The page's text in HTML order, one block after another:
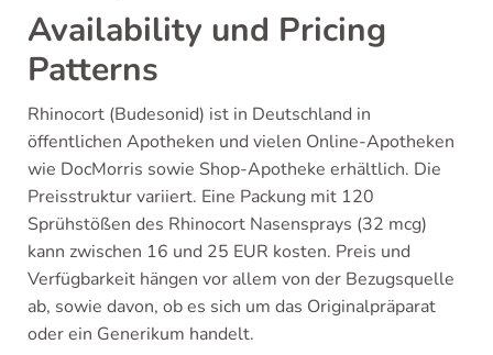
Availability und Pricing
Patterns
Rhinocort (Budesonid) ist in Deutschland in
öffentlichen Apotheken und vielen Online-Apotheken
wie DocMorris sowie Shop-Apotheke erhältlich. Die
Preisstruktur variiert. Eine Packung mit 120
Sprühstößen des Rhinocort Nasensprays (32 mcg)
kann zwischen 16 und 25 EUR kosten. Preis und
Verfügbarkeit hängen vor allem von der Bezugsquelle
ab, sowie davon, ob es sich um das Originalpräparat
oder ein Generikum handelt.